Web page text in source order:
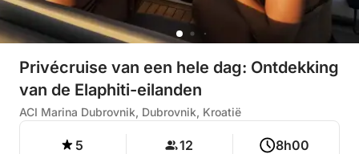
Privécruise van een hele dag: Ontdekking
van de Elaphiti-eilanden
ACI Marina Dubrovnik, Dubrovnik, Kroatië
5 12 8h00